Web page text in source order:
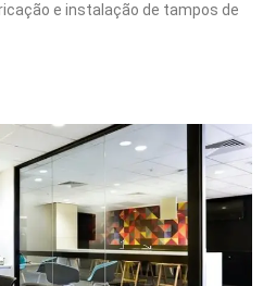
e instalação de tampos de